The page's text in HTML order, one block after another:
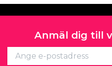
Anmäl dig till